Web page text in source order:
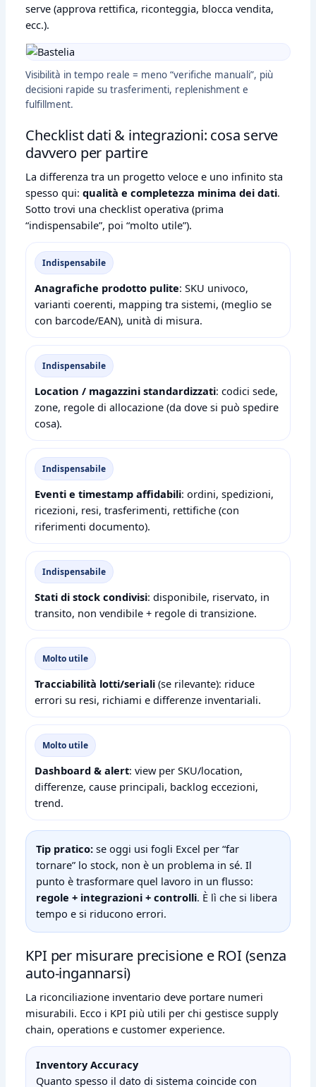
serve (approva rettifica, riconteggia, blocca vendita,
ecc.).
Visibilità in tempo reale = meno “verifiche manuali”, più
decisioni rapide su trasferimenti, replenishment e
fulfillment.
Checklist dati & integrazioni: cosa serve
davvero per partire
La differenza tra un progetto veloce e uno infinito sta
spesso qui:qualità e completezza minima dei dati.
Sotto trovi una checklist operativa (prima
“indispensabile”, poi “molto utile”).
Indispensabile
Anagrafiche prodotto pulite: SKU univoco,
varianti coerenti, mapping tra sistemi, (meglio se
con barcode/EAN), unità di misura.
Indispensabile
Location / magazzini standardizzati: codici sede,
zone, regole di allocazione (da dove si può spedire
cosa).
Indispensabile
Eventi e timestamp affidabili: ordini, spedizioni,
ricezioni, resi, trasferimenti, rettifiche (con
riferimenti documento).
Indispensabile
Stati di stock condivisi: disponibile, riservato, in
transito, non vendibile + regole di transizione.
Molto utile
Tracciabilità lotti/seriali (se rilevante): riduce
errori su resi, richiami e differenze inventariali.
Molto utile
Dashboard & alert: view per SKU/location,
differenze, cause principali, backlog eccezioni,
trend.
Tip pratico: se oggi usi fogli Excel per “far
tornare” lo stock, non è un problema in sé. Il
punto è trasformare quel lavoro in un flusso:
regole + integrazioni + controlli. È lì che si libera
tempo e si riducono errori.
KPI per misurare precisione e ROI (senza
auto‑ingannarsi)
La riconciliazione inventario deve portare numeri
misurabili. Ecco i KPI più utili per chi gestisce supply
chain, operations e customer experience.
Inventory Accuracy
Quanto spesso il dato di sistema coincide con